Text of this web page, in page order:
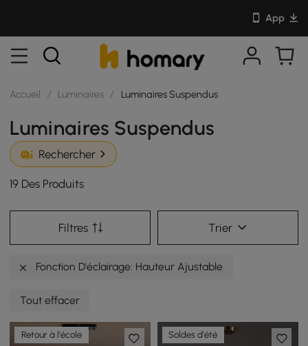
App
Accueil / Luminaires / Luminaires Suspendus
Luminaires Suspendus
Rechercher
19 Des Produits
Filtres Trier
Fonction D'éclairage: Hauteur Ajustable
Tout effacer
Retour à l'école Soldes d'été